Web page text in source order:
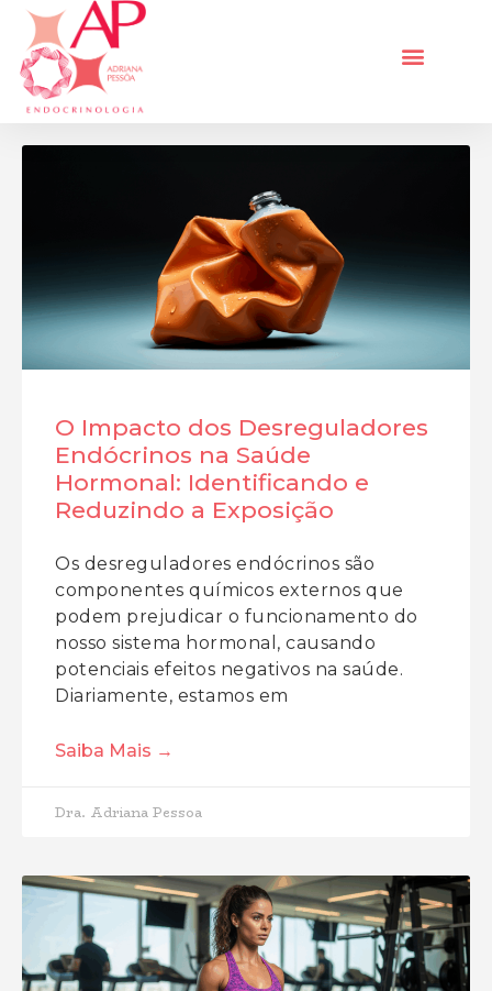
O Impacto dos Desreguladores
Endócrinos na Saúde
Hormonal: Identificando e
Reduzindo a Exposição
Os desreguladores endócrinos são
componentes químicos externos que
podem prejudicar o funcionamento do
nosso sistema hormonal, causando
potenciais efeitos negativos na saúde.
Diariamente, estamos em
Saiba Mais →
Dra. Adriana Pessoa